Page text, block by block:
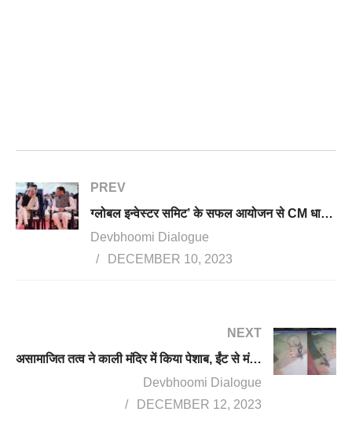
PREV
ग्लोबल इन्वेस्टर समिट’ के सफल आयोजन से CM धामी ने खींची लंबी लकीर
Devbhoomi Dialogue
DECEMBER 10, 2023
NEXT
असामाजित तत्व ने काली मंदिर में किया पेशाब, ईंट से मंदिर का कांच तोड़ा, स्थानीय लोगों में आक्रोश
Devbhoomi Dialogue
DECEMBER 12, 2023